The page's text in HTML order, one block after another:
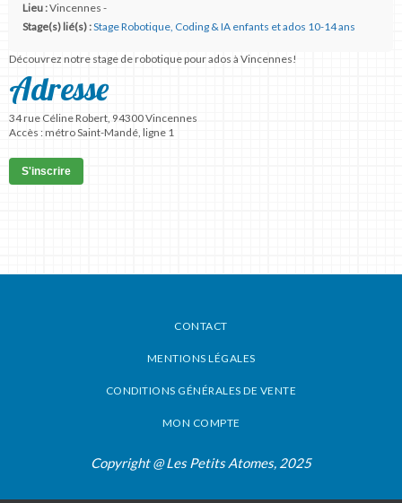
Lieu :Vincennes -
Stage(s) lié(s) :Stage Robotique, Coding & IA enfants et ados 10-14 ans
Découvrez notre stage de robotique pour ados à Vincennes!
Adresse
34 rue Céline Robert, 94300 Vincennes
Accès : métro Saint-Mandé, ligne 1
S'inscrire
CONTACT
MENTIONS LÉGALES
CONDITIONS GÉNÉRALES DE VENTE
MON COMPTE
Copyright @ Les Petits Atomes, 2025